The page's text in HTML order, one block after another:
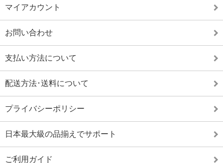
マイアカウント
お問い合わせ
支払い方法について
配送方法･送料について
プライバシーポリシー
日本最大級の品揃えでサポート
ご利用ガイド